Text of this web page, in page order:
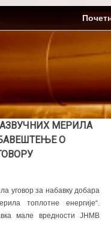
МЕРИЛА
О
уговор за набавку добара
топлотне енергије“.
мале вредности ЈНМВ